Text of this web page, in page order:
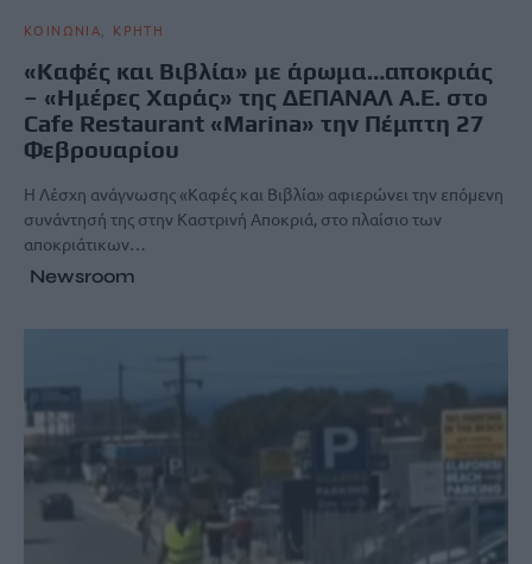
ΚΟΙΝΩΝΙΑ ΚΡΗΤΗ
«Καφές και Βιβλία» με άρωμα…αποκριάς
– «Ημέρες Χαράς» της ΔΕΠΑΝΑΛ Α.Ε. στο
Cafe Restaurant «Marina» την Πέμπτη 27
Φεβρουαρίου
Η Λέσχη ανάγνωσης «Καφές και Βιβλία» αφιερώνει την επόμενη
συνάντησή της στην Καστρινή Αποκριά, στο πλαίσιο των
αποκριάτικων…
Newsroom